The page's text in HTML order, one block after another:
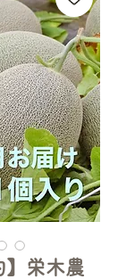
】栄木農